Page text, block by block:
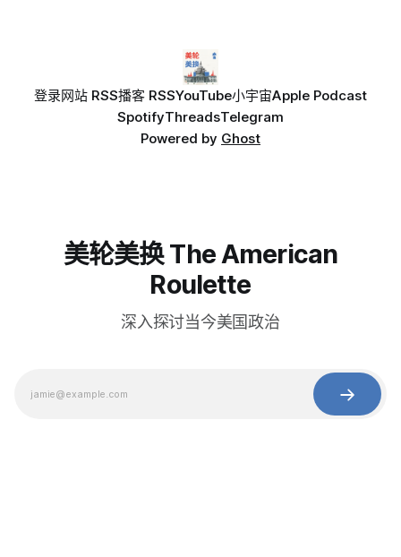
登录网站 RSS播客 RSSYouTube小宇宙Apple Podcast
SpotifyThreadsTelegram
Powered by Ghost
美轮美换 The American
Roulette
深入探讨当今美国政治